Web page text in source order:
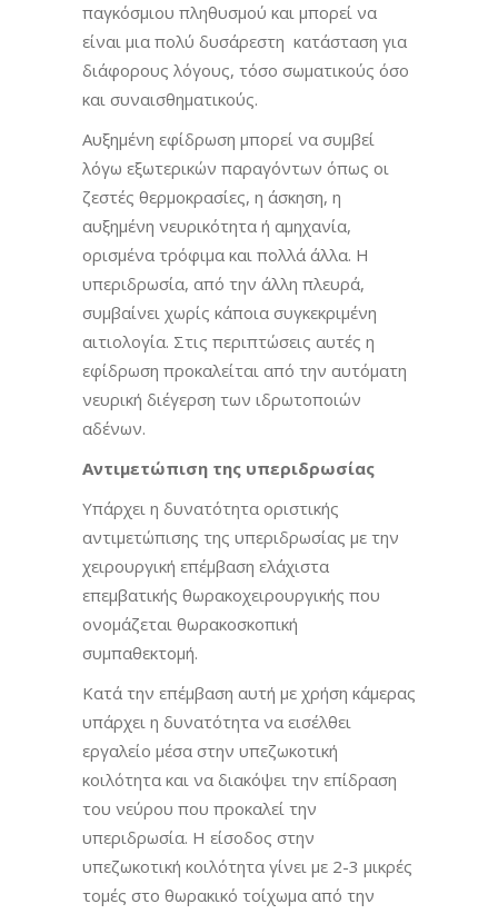
παγκόσμιου πληθυσμού και μπορεί να
είναι μια πολύ δυσάρεστη κατάσταση για
διάφορους λόγους, τόσο σωματικούς όσο
και συναισθηματικούς.
Αυξημένη εφίδρωση μπορεί να συμβεί
λόγω εξωτερικών παραγόντων όπως οι
ζεστές θερμοκρασίες, η άσκηση, η
αυξημένη νευρικότητα ή αμηχανία,
ορισμένα τρόφιμα και πολλά άλλα. Η
υπεριδρωσία, από την άλλη πλευρά,
συμβαίνει χωρίς κάποια συγκεκριμένη
αιτιολογία. Στις περιπτώσεις αυτές η
εφίδρωση προκαλείται από την αυτόματη
νευρική διέγερση των ιδρωτοποιών
αδένων.
Αντιμετώπιση της υπεριδρωσίας
Υπάρχει η δυνατότητα οριστικής
αντιμετώπισης της υπεριδρωσίας με την
χειρουργική επέμβαση ελάχιστα
επεμβατικής θωρακοχειρουργικής που
ονομάζεται θωρακοσκοπική
συμπαθεκτομή.
Κατά την επέμβαση αυτή με χρήση κάμερας
υπάρχει η δυνατότητα να εισέλθει
εργαλείο μέσα στην υπεζωκοτική
κοιλότητα και να διακόψει την επίδραση
του νεύρου που προκαλεί την
υπεριδρωσία. Η είσοδος στην
υπεζωκοτική κοιλότητα γίνει με 2-3 μικρές
τομές στο θωρακικό τοίχωμα από την